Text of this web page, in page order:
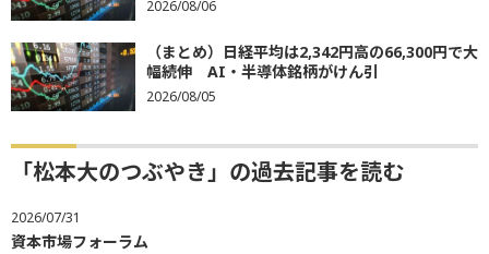
2026/08/06
（まとめ）日経平均は2,342円高の66,300円で大
幅続伸 AI・半導体銘柄がけん引
2026/08/05
「松本大のつぶやき」の過去記事を読む
2026/07/31
資本市場フォーラム